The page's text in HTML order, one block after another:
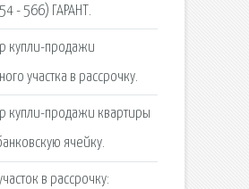
- 566) ГАРАНТ.
купли-продажи
участка в рассрочку.
купли-продажи квартиры
ячейку.
в рассрочку: